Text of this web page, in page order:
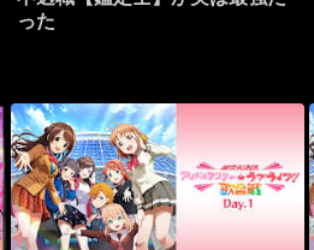
った